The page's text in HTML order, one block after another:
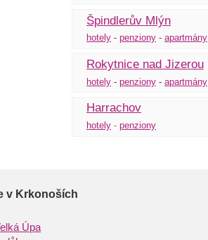
Špindlerův Mlýn
hotely - penziony - apartmány
Rokytnice nad Jizerou
hotely - penziony - apartmány
Harrachov
hotely - penziony
v Krkonoších
Úpa